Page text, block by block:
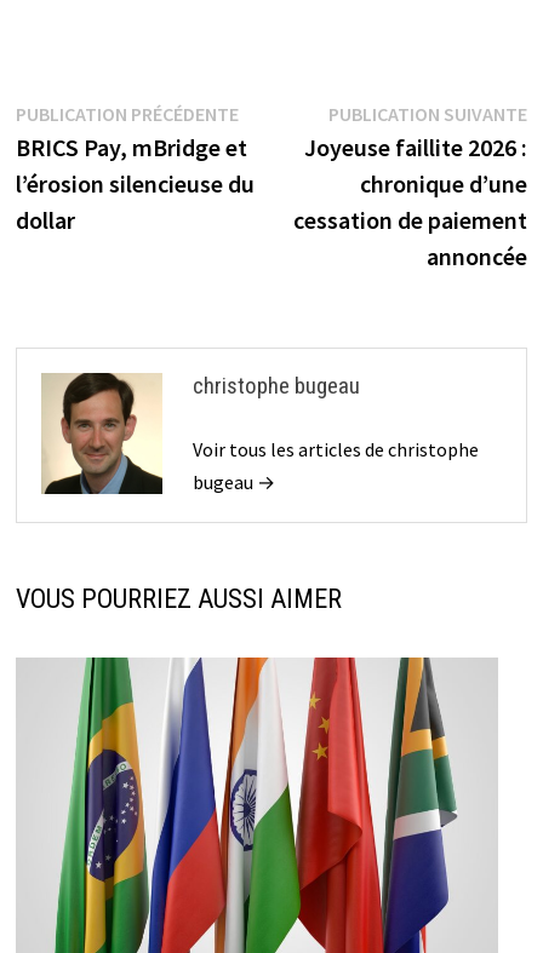
Navigation
de
l’article
PUBLICATION PRÉCÉDENTEPublication
précédente :
BRICS Pay, mBridge et
l’érosion silencieuse du
dollar
PUBLICATION SUIVANTE
Joyeuse faillite 2026 :
chronique d’une
cessation de paiement
annoncée
christophe bugeau
Voir tous les articles de christophe
bugeau →
VOUS POURRIEZ AUSSI AIMER